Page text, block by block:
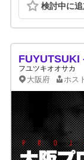
検討中に
FUYUTSUKI
フユツキオオサカ
大阪府 ホス